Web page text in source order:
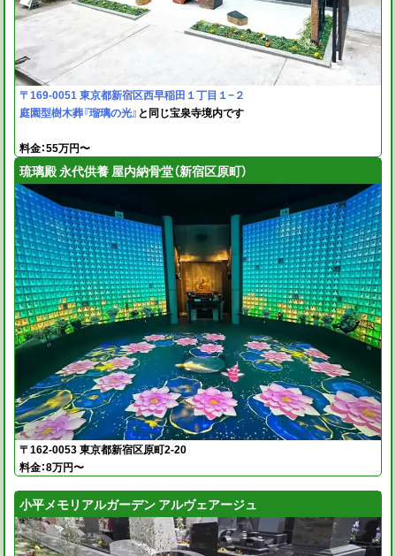
〒169-0051 東京都新宿区西早稲田１丁目１−２
庭園型樹木葬『瑠璃の光』 と同じ宝泉寺境内です
料金：55万円〜
琉璃殿 永代供養 屋内納骨堂（新宿区原町）
〒162-0053 東京都新宿区原町2-20
料金：8万円〜
小平メモリアルガーデン アルヴェアージュ